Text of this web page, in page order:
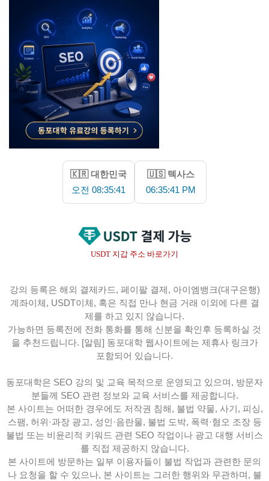
🇰🇷 대한민국
오전 08:35:41
🇺🇸 텍사스
06:35:41 PM
USDT 지갑 주소 바로가기
강의 등록은 해외 결제카드, 페이팔 결제, 아이엠뱅크(대구은행)
계좌이체, USDT이체, 혹은 직접 만나 현금 거래 이외에 다른 결
제를 하고 있지 않습니다.
가능하면 등록전에 전화 통화를 통해 신분을 확인후 등록하실 것
을 추천드립니다. [알림] 동포대학 웹사이트에는 제휴사 링크가
포함되어 있습니다.
동포대학은 SEO 강의 및 교육 목적으로 운영되고 있으며, 방문자
분들께 SEO 관련 정보와 교육 서비스를 제공합니다.
본 사이트는 어떠한 경우에도 저작권 침해, 불법 약물, 사기, 피싱,
스팸, 허위·과장 광고, 성인·음란물, 불법 도박, 폭력·혐오 조장 등
불법 또는 비윤리적 키워드 관련 SEO 작업이나 광고 대행 서비스
를 직접 제공하지 않습니다.
본 사이트에 방문하는 일부 이용자들이 불법 작업과 관련한 문의
나 요청을 할 수 있으나, 본 사이트는 그러한 행위와 무관하며, 불